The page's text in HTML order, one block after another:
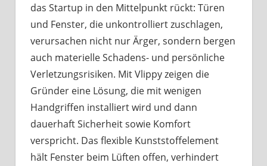
das Startup in den Mittelpunkt rückt: Türen
und Fenster, die unkontrolliert zuschlagen,
verursachen nicht nur Ärger, sondern bergen
auch materielle Schadens- und persönliche
Verletzungsrisiken. Mit Vlippy zeigen die
Gründer eine Lösung, die mit wenigen
Handgriffen installiert wird und dann
dauerhaft Sicherheit sowie Komfort
verspricht. Das flexible Kunststoffelement
hält Fenster beim Lüften offen, verhindert